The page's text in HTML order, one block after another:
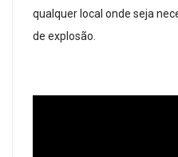
qualquer local onde seja
de explosão.